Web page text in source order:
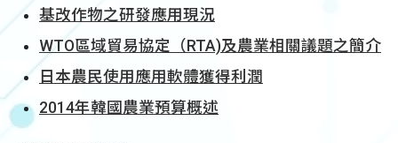
基改作物之研發應用現況
WTO區域貿易協定（RTA)及農業相關議題之簡介
日本農民使用應用軟體獲得利潤
2014年韓國農業預算概述